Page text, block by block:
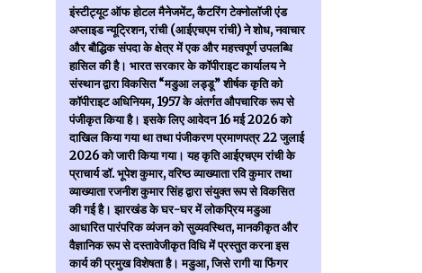
इंस्टीट्यूट ऑफ होटल मैनेजमेंट, कैटरिंग टेक्नोलॉजी एंड
अप्लाइड न्यूट्रिशन, रांची (आईएचएम रांची) ने शोध, नवाचार
और बौद्धिक संपदा के क्षेत्र में एक और महत्त्वपूर्ण उपलब्धि
हासिल की है। भारत सरकार के कॉपीराइट कार्यालय ने
संस्थान द्वारा विकसित “मडुआ लड्डू” शीर्षक कृति को
कॉपीराइट अधिनियम, 1957 के अंतर्गत औपचारिक रूप से
पंजीकृत किया है। इसके लिए आवेदन 16 मई 2026 को
दाखिल किया गया था तथा पंजीकरण प्रमाणपत्र 22 जुलाई
2026 को जारी किया गया। यह कृति आईएचएम रांची के
प्राचार्य डॉ. भूपेश कुमार, वरिष्ठ व्याख्याता रवि कुमार तथा
व्याख्याता रजनीश कुमार सिंह द्वारा संयुक्त रूप से विकसित
की गई है। झारखंड के घर-घर में लोकप्रिय मडुआ
आधारित पारंपरिक व्यंजन को सुव्यवस्थित, मानकीकृत और
वैज्ञानिक रूप से दस्तावेजीकृत विधि में प्रस्तुत करना इस
कार्य की प्रमुख विशेषता है। मडुआ, जिसे रागी या फिंगर